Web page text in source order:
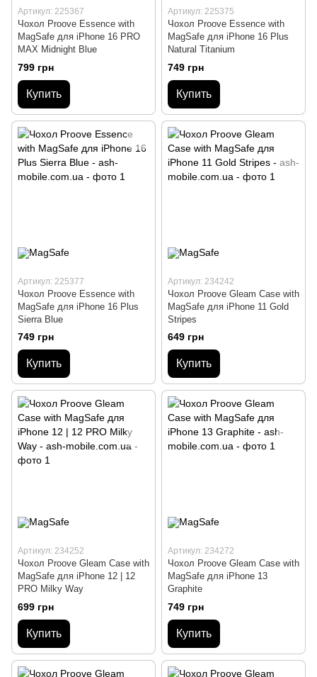
Артикул: 225367
Чохол Proove Essence with
MagSafe для iPhone 16 PRO
MAX Midnight Blue
799 грн
Купить
Артикул: 225375
Чохол Proove Essence with
MagSafe для iPhone 16 Plus
Natural Titanium
749 грн
Купить
Артикул: 225377
Чохол Proove Essence with
MagSafe для iPhone 16 Plus
Sierra Blue
749 грн
Купить
Артикул: 234242
Чохол Proove Gleam Case with
MagSafe для iPhone 11 Gold
Stripes
649 грн
Купить
Артикул: 234252
Чохол Proove Gleam Case with
MagSafe для iPhone 12 | 12
PRO Milky Way
699 грн
Купить
Артикул: 234272
Чохол Proove Gleam Case with
MagSafe для iPhone 13
Graphite
749 грн
Купить